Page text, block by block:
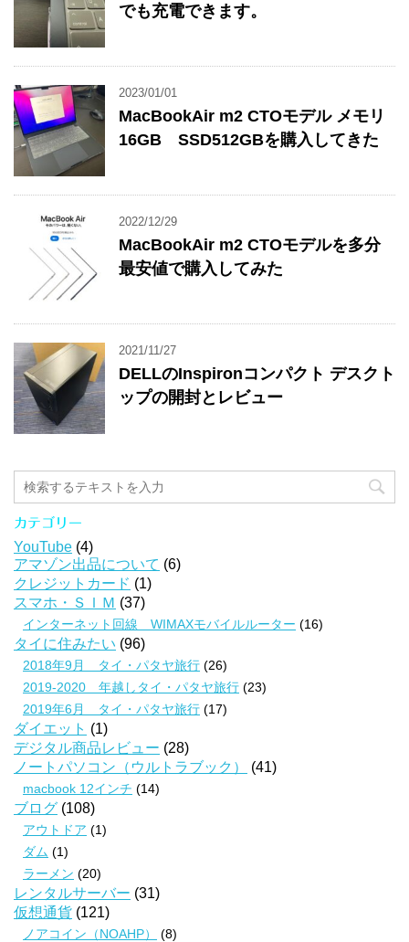
でも充電できます。
2023/01/01
MacBookAir m2 CTOモデル メモリ
16GB SSD512GBを購入してきた
2022/12/29
MacBookAir m2 CTOモデルを多分
最安値で購入してみた
2021/11/27
DELLのInspironコンパクト デスクト
ップの開封とレビュー
カテゴリー
YouTube (4)
アマゾン出品について (6)
クレジットカード (1)
スマホ・ＳＩＭ (37)
インターネット回線 WIMAXモバイルルーター (16)
タイに住みたい (96)
2018年9月 タイ・パタヤ旅行 (26)
2019-2020 年越しタイ・パタヤ旅行 (23)
2019年6月 タイ・パタヤ旅行 (17)
ダイエット (1)
デジタル商品レビュー (28)
ノートパソコン（ウルトラブック）
(41)
macbook 12インチ (14)
ブログ (108)
アウトドア (1)
ダム (1)
ラーメン (20)
レンタルサーバー (31)
仮想通貨 (121)
ノアコイン（NOAHP）
(8)